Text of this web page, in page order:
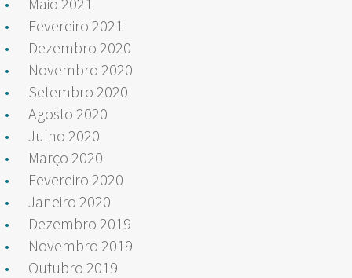
Fevereiro 2021
Dezembro 2020
Novembro 2020
Setembro 2020
Agosto 2020
Julho 2020
Março 2020
Fevereiro 2020
Janeiro 2020
Dezembro 2019
Novembro 2019
Outubro 2019